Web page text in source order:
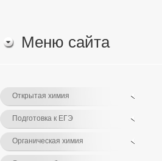
Меню сайта
Открытая химия
Подготовка к ЕГЭ
Органическая химия